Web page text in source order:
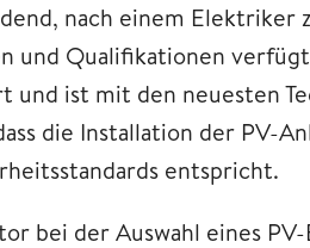
nach einem Elektriker
und Qualifikationen
und ist mit den neuesten
die Installation der PV-
entspricht.
bei der Auswahl eines